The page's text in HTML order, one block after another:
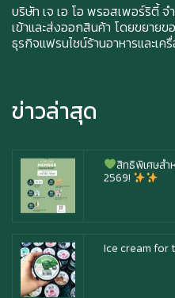
บริษัท เจ เอ โอ พรอสเพอร์ริตี้ จ
เข้าและส่งออกสินค้า โดยขยาย
ธุรกิจแฟรนไชน์ร้านอาหารและเค
ข่าวล่าสุด
สิทธิพิเศษสำ
2569!
Ice cream for